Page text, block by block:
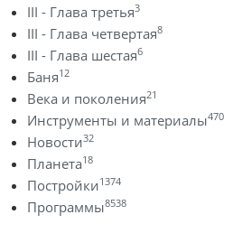
III - Глава третья3
III - Глава четвертая8
III - Глава шестая6
Баня12
Века и поколения21
Инструменты и материалы470
Новости32
Планета18
Постройки1374
Программы8538